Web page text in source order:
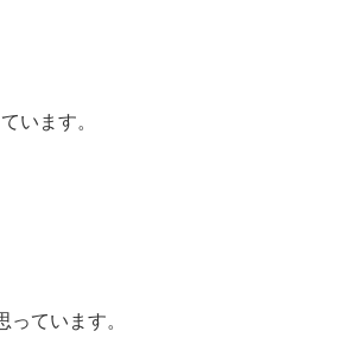
います。
っています。